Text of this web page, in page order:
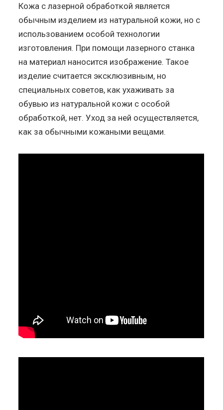
Кожа с лазерной обработкой является
обычным изделием из натуральной кожи, но с
использованием особой технологии
изготовления. При помощи лазерного станка
на материал наносится изображение. Такое
изделие считается эксклюзивным, но
специальных советов, как ухаживать за
обувью из натуральной кожи с особой
обработкой, нет. Уход за ней осуществляется,
как за обычными кожаными вещами.